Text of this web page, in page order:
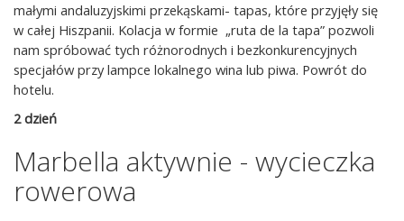
małymi andaluzyjskimi przekąskami- tapas, które przyjęły się
w całej Hiszpanii. Kolacja w formie „ruta de la tapa” pozwoli
nam spróbować tych różnorodnych i bezkonkurencyjnych
specjałów przy lampce lokalnego wina lub piwa. Powrót do
hotelu.
2 dzień
Marbella aktywnie - wycieczka
rowerowa